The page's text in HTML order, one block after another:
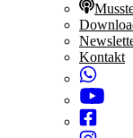
Kontakt